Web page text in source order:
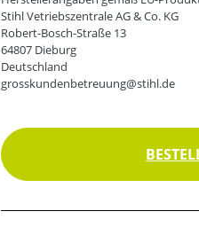
Stihl Vetriebszentrale AG & Co. KG
Robert-Bosch-Straße 13
64807 Dieburg
Deutschland
grosskundenbetreuung@stihl.de